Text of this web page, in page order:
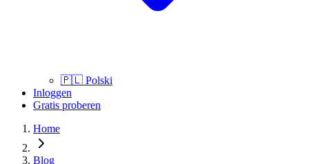
🇵🇱 Polski
Inloggen
Gratis proberen
Home
Blog